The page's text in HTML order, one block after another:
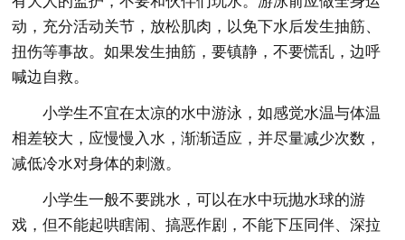
动，充分活动关节，放松肌肉，以免下水后发生抽筋、
扭伤等事故。如果发生抽筋，要镇静，不要慌乱，边呼
喊边自救。
小学生不宜在太凉的水中游泳，如感觉水温与体温
相差较大，应慢慢入水，渐渐适应，并尽量减少次数，
减低冷水对身体的刺激。
小学生一般不要跳水，可以在水中玩抛水球的游
戏，但不能起哄瞎闹、搞恶作剧，不能下压同伴、深拉